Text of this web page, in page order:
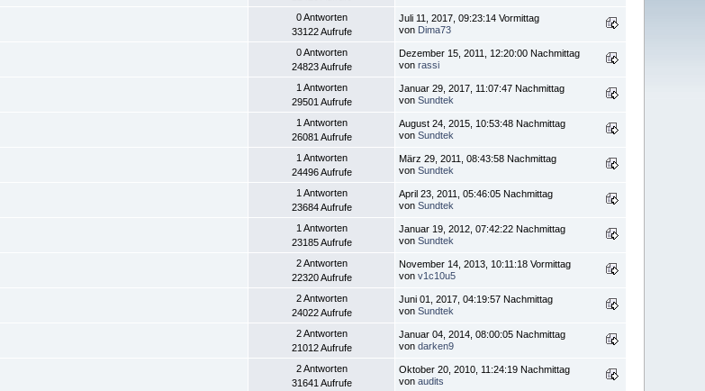
0 Antworten
33122 Aufrufe
Juli 11, 2017, 09:23:14 Vormittag
von Dima73
0 Antworten
24823 Aufrufe
Dezember 15, 2011, 12:20:00 Nachmittag
vonrassi
1 Antworten
29501 Aufrufe
Januar 29, 2017, 11:07:47 Nachmittag
vonSundtek
1 Antworten
26081 Aufrufe
August 24, 2015, 10:53:48 Nachmittag
vonSundtek
1 Antworten
24496 Aufrufe
März 29, 2011, 08:43:58 Nachmittag
vonSundtek
1 Antworten
23684 Aufrufe
April 23, 2011, 05:46:05 Nachmittag
vonSundtek
1 Antworten
23185 Aufrufe
Januar 19, 2012, 07:42:22 Nachmittag
vonSundtek
2 Antworten
22320 Aufrufe
November 14, 2013, 10:11:18 Vormittag
vonv1c10u5
2 Antworten
24022 Aufrufe
Juni 01, 2017, 04:19:57 Nachmittag
vonSundtek
2 Antworten
21012 Aufrufe
Januar 04, 2014, 08:00:05 Nachmittag
vondarken9
2 Antworten
31641 Aufrufe
Oktober 20, 2010, 11:24:19 Nachmittag
vonaudits